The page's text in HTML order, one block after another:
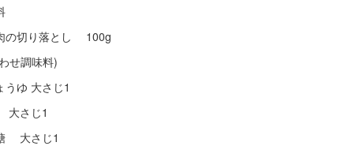
の切り落とし 100g
せ調味料)
うゆ 大さじ1
さじ1
大さじ1